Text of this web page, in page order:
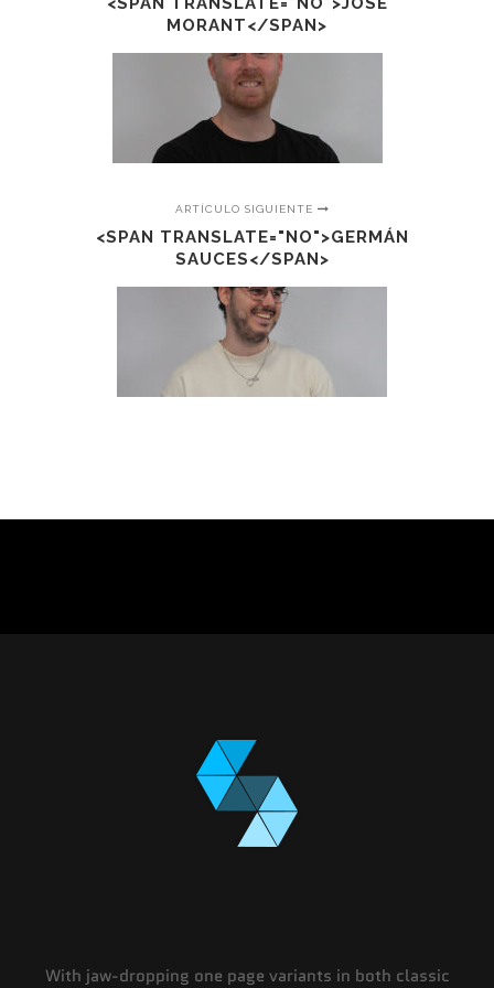
MORANT</SPAN>
ARTÍCULO SIGUIENTE
<SPAN TRANSLATE="NO">GERMÁN
SAUCES</SPAN>
With jaw-dropping one page variants in both classic